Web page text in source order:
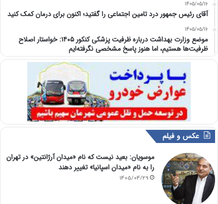
1405/05/16
آقای رئیس جمهور درد تامین اجتماعی را گفتید؛ اکنون برای درمان کمک کنید
1405/05/16
موضع وزارت بهداشت درباره ظرفیت پزشکی کنکور ۱۴۰۵: خواستار اصلاح
ظرفیت‌ها هستیم، اما هنوز پاسخ مشخصی نگرفته‌ایم
عکس و فیلم
موسویان: بعید نیست که نام «میدان آرژانتین» در تهران
را به نام «میدان اسپانیا» تغییر دهند
1405/04/29